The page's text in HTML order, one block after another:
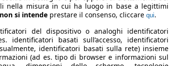
nella misura in cui ha luogo in base a legittimi
non si intende prestare il consenso, cliccare qui.
del dispositivo o analoghi identificatori
identificatori basati sull’accesso, identificatori
identificatori basati sulla rete) insieme
(ad es. tipo di browser e informazioni sul